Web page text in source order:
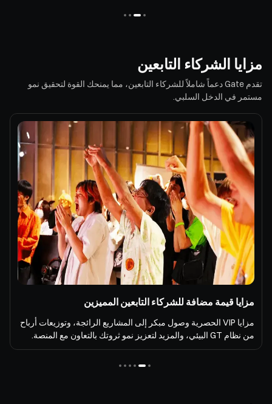
مزايا الشركاء التابعين
تقدم Gate دعماً شاملاً للشركاء التابعين، مما يمنحك القوة لتحقيق نمو
مستمر في الدخل السلبي.
مزايا قيمة مضافة للشركاء التابعين المميزين
مزايا VIP الحصرية وصول مبكر إلى المشاريع الرائجة، وتوزيعات أرباح
من نظام GT البيئي، والمزيد لتعزيز نمو ثروتك بالتعاون مع المنصة.